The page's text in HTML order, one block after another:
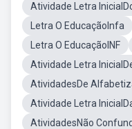
Atividade Letra
Letra O EducaçãoInfa
Letra O EducaçãoINF
Atividade Letra
AtividadesDe
Atividade Letra
AtividadesNão